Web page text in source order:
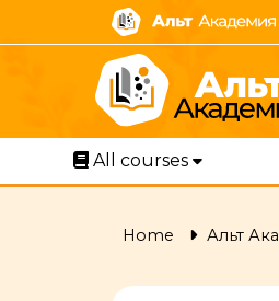
Skip to main content
All courses
Home Альт